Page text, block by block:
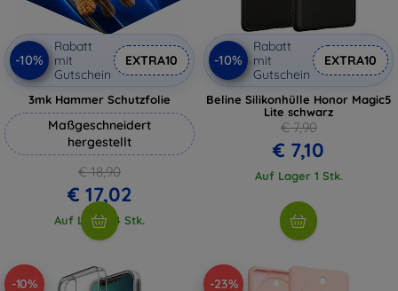
-10%
Rabatt
mit
Gutschein
EXTRA10
3mk Hammer Schutzfolie
Maßgeschneidert
hergestellt
€ 18,90
€ 17,02
Auf Lager 4 Stk.
-10%
Rabatt
mit
Gutschein
EXTRA10
Beline Silikonhülle Honor Magic5
Lite schwarz
€ 7,90
€ 7,10
Auf Lager 1 Stk.
-10% -23%